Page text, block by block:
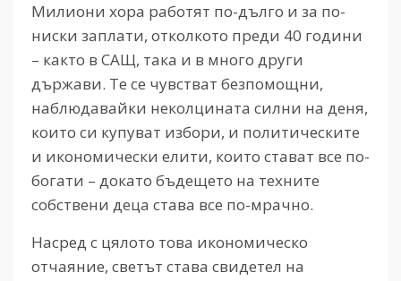
Милиони хора работят по-дълго и за по-
ниски заплати, отколкото преди 40 години
– както в САЩ, така и в много други
държави. Те се чувстват безпомощни,
наблюдавайки неколцината силни на деня,
които си купуват избори, и политическите
и икономически елити, които стават все по-
богати – докато бъдещето на техните
собствени деца става все по-мрачно.
Насред с цялото това икономическо
отчаяние, светът става свидетел на